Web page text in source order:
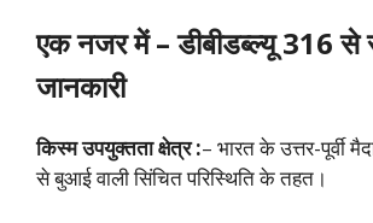
एक नजर में – डीबीडब्ल्यू 316 से
जानकारी
किस्म उपयुक्तता क्षेत्र :– भारत के उत्तर-पूर्वी
से बुआई वाली सिंचित परिस्थिति के तहत।